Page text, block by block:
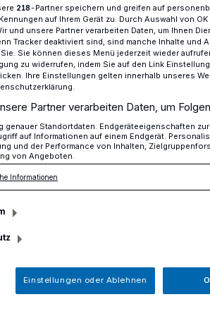
19 Jahre alter Mitsubishi Colt entwendet
Mitsubishi
Januar bis Samstag, 13.
Parkplatz an der Straße
entwendet. Die Polizei
218-Partner speichern und greifen auf
auf Ihrem Gerät zu. Durch Auswahl von
und unsere Partner verarbeiten Daten, um Ihnen
Tracker deaktiviert sind, sind manche Inhalte und
Sie können dieses Menü jederzeit wieder
zu widerrufen, indem Sie auf den Link
Ihre Einstellungen gelten innerhalb unseres
Partner verarbeiten Daten, um
genauer Standortdaten. Endgeräteeigenschaften
auf Informationen auf einem Endgerät.
und der Performance von Inhalten,
von Angeboten.
Informationen
Einstellungen oder Ablehnen